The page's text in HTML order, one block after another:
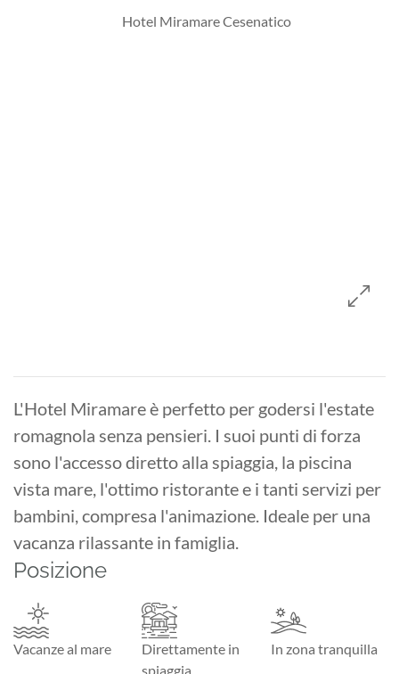
L'Hotel Miramare è perfetto per godersi l'estate
romagnola senza pensieri. I suoi punti di forza
sono l'accesso diretto alla spiaggia, la piscina
vista mare, l'ottimo ristorante e i tanti servizi per
bambini, compresa l'animazione. Ideale per una
vacanza rilassante in famiglia.
Posizione
Vacanze al mare
Direttamente in
spiaggia
In zona tranquilla